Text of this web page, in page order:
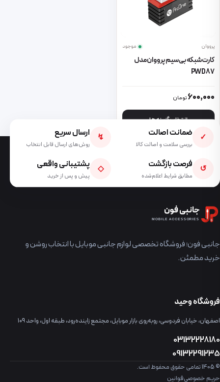
پرووان موجود
کارت شبکه بی سیم پرووان مدل
PWD87
600,000تومان
انتخاب گزینه ها
این محصول دارای انواع مختلفی می باشد. گزینه ها ممکن است در
✓ ضمانت اصالت
بررسی سلامت و اصالت کالا
↯ ارسال سریع
روش‌های ارسال قابل انتخاب
↺ فرصت بازگشت
مطابق شرایط اعلام‌شده
◇ پشتیبانی واقعی
پیش و پس از خرید
جانبی فون
MOBILE ACCESSORIES
جانبی فون؛ فروشگاه تخصصی لوازم جانبی موبایل با انتخاب روشن و
خرید مطمئن.
فروشگاه وحید
اصفهان، خیابان فردوسی، روبه‌روی بازار موبایل، مجتمع زاینده‌رود، طبقه اول، واحد ۱۰۹
03132228180
09132291235
© 1405 تمامی حقوق محفوظ است.
حریم خصوصیقوانین